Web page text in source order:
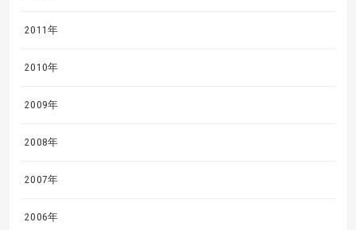
2011年
2010年
2009年
2008年
2007年
2006年